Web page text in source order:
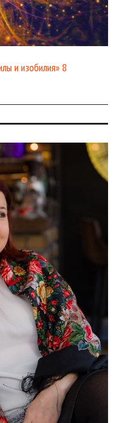
и изобилия» 8